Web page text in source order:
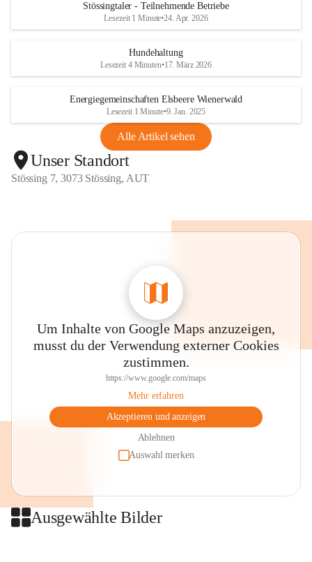
Stössingtaler - Teilnehmende Betriebe
Lesezeit 1 Minute•24. Apr. 2026
Hundehaltung
Lesezeit 4 Minuten•17. März 2026
Energiegemeinschaften Elsbeere Wienerwald
Lesezeit 1 Minute•9. Jan. 2025
Alle Artikel sehen
Unser Standort
Stössing 7, 3073 Stössing, AUT
Um Inhalte von Google Maps anzuzeigen,
musst du der Verwendung externer Cookies
zustimmen.
https://www.google.com/maps
Mehr erfahren
Akzeptieren und anzeigen
Ablehnen
Auswahl merken
Ausgewählte Bilder